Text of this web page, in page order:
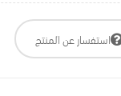
استفسار عن المنتج